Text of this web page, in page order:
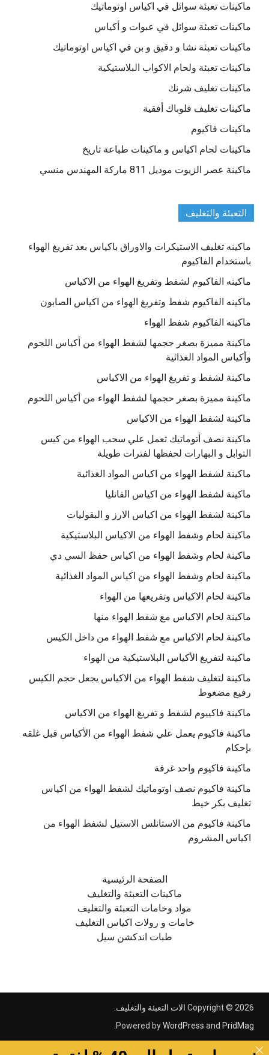
ماكينات تعبئة سوائل في اكياس اوتوماتيك
ماكينات تعبئة سوائل في عبوات و أكياس
ماكينات تعبئة نشا و دقيق و بن في اكياس اوتوماتيك
ماكينات تعبئة ولحام الاكواب البلاستيكية
ماكينات تغليف شرنك
ماكينات تغليف فلوباك أفقية
ماكينات فاكيوم
ماكينات لحام اكياس و ماكينات طباعة تاريخ
ماكينة عصر الزيوت موديل 811 ماركة المهندس منسي
التعبئة والتغليف
ماكينه تغليف الاستيكرات والاوراق باكياس بعد تفريغ الهواء
باستخدام الفاكيوم
ماكينه الفاكيوم لشفط وتفريغ الهواء من الاكياس
ماكينه الفاكيوم شفط وتفريغ الهواء من اكياس الصابون
ماكينه الفاكيوم شفط الهواء
ماكينة مميزة بصغر حجمها لشفط الهواء من أكياس اللحوم
وأكياس المواد الغذائية
ماكينة لشفط و تفريغ الهواء من الاكياس
ماكينة مميزة بصغر حجمها لشفط الهواء من أكياس اللحوم
ماكينة لشفط الهواء من الاكياس
ماكينة نصف أتوماتيك تعمل علي سحب الهواء من كيس
التوابل و البهارات لحفظها لفترات طويلة
ماكينة لشفط الهواء من اكياس المواد الغذائية
ماكينة لشفط الهواء من اكياس الفانليا
ماكينة لشفط الهواء من اكياس الارز و البقوليات
ماكينة لحام وشفط الهواء من الاكياس البلاستيكية
ماكينة لحام وشفط الهواء من اكياس حفظ السي دي
ماكينة لحام وشفط الهواء من اكياس المواد الغذائية
ماكينة لحام الاكياس وتفريغها من الهواء
ماكينة لحام الاكياس مع شفط الهواء منها
ماكينة لحام الاكياس مع شفط الهواء من داخل الكيس
ماكينة لتفريغ الأكياس البلاستيكية من الهواء
ماكينة لتغليف شفط الهواء من الاكياس يجعل حجم الكيس
رفيع مضغوط
ماكينة فاكييوم لشفط و تفريغ الهواء من الاكياس
ماكينة فاكيوم يعمل علي شفط الهواء من الأكياس قبل غلقه
بإحكام
ماكينة فاكيوم واحد غرفة
ماكينة فاكيوم نصف اوتوماتيك لشفط الهواء من اكياس
تغليف بكر خيط
ماكينة فاكيوم من الاستانلس الاستيل لشفط الهواء من
اكياس المشروم
الصفحة الرئيسية
ماكينات التعبئة والتغليف
مواد وخامات التعبئة والتغليف
خامات و رولات اكياس التغليف
طبات اندكشن سيل
Copyright © 2026 الات التعبئة والتغليف
Powered byWordPress and PridMag